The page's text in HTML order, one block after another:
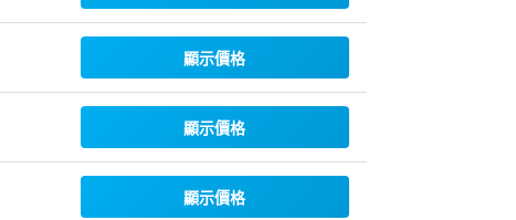
顯示價格
顯示價格
顯示價格